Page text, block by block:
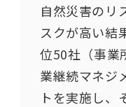
自然災害のリ
スクが高い結
位50社（事業
業継続マネジ
トを実施し、